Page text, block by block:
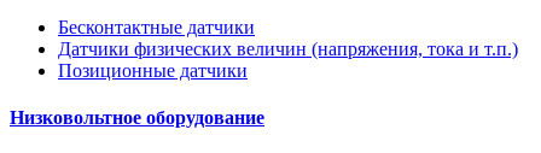
Бесконтактные датчики
Датчики физических величин (напряжения, тока и т.п.)
Позиционные датчики
Низковольтное оборудование